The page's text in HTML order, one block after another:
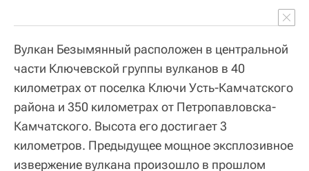
Вулкан Безымянный расположен в центральной
части Ключевской группы вулканов в 40
километрах от поселка Ключи Усть-Камчатского
района и 350 километрах от Петропавловска-
Камчатского. Высота его достигает 3
километров. Предыдущее мощное эксплозивное
извержение вулкана произошло в прошлом